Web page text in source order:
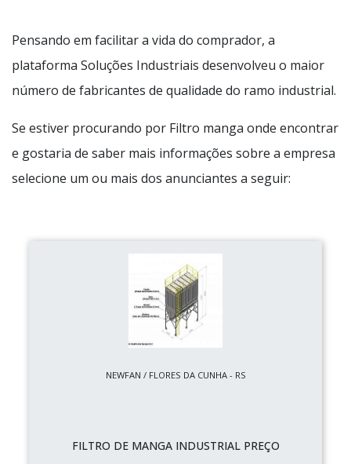
Pensando em facilitar a vida do comprador, a
plataforma Soluções Industriais desenvolveu o maior
número de fabricantes de qualidade do ramo industrial.
Se estiver procurando por Filtro manga onde encontrar
e gostaria de saber mais informações sobre a empresa
selecione um ou mais dos anunciantes a seguir:
NEWFAN / FLORES DA CUNHA - RS
FILTRO DE MANGA INDUSTRIAL PREÇO